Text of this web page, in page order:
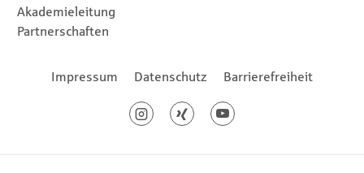
Akademieleitung
Partnerschaften
Footernavigation
Impressum Datenschutz
Barrierefreiheit
InstagramXing Youtube